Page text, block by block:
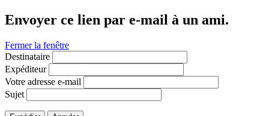
Envoyer ce lien par e-mail à un ami.
Fermer la fenêtre
Destinataire
Expéditeur
Votre adresse e-mail
Sujet